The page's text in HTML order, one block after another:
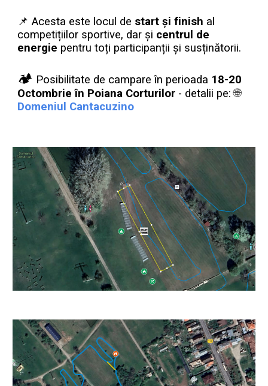
📌 Acesta este locul de start și finish al
competițiilor sportive, dar și centrul de
energie pentru toți participanții și susținătorii.
🏕️ Posibilitate de campare în perioada 18-20
Octombrie în Poiana Corturilor - detalii pe: 🌐
Domeniul Cantacuzino